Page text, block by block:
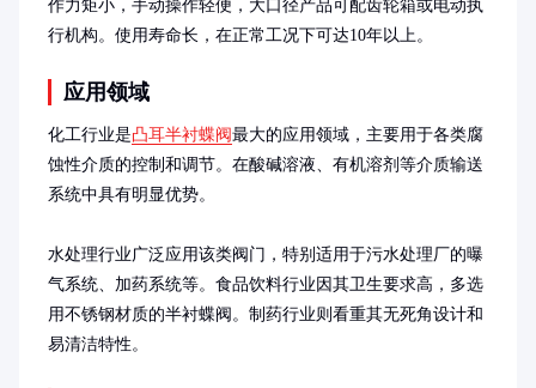
作力矩小，手动操作轻便，大口径产品可配齿轮箱或电动执
行机构。使用寿命长，在正常工况下可达10年以上。
应用领域
化工行业是凸耳半衬蝶阀最大的应用领域，主要用于各类腐
蚀性介质的控制和调节。在酸碱溶液、有机溶剂等介质输送
系统中具有明显优势。
水处理行业广泛应用该类阀门，特别适用于污水处理厂的曝
气系统、加药系统等。食品饮料行业因其卫生要求高，多选
用不锈钢材质的半衬蝶阀。制药行业则看重其无死角设计和
易清洁特性。